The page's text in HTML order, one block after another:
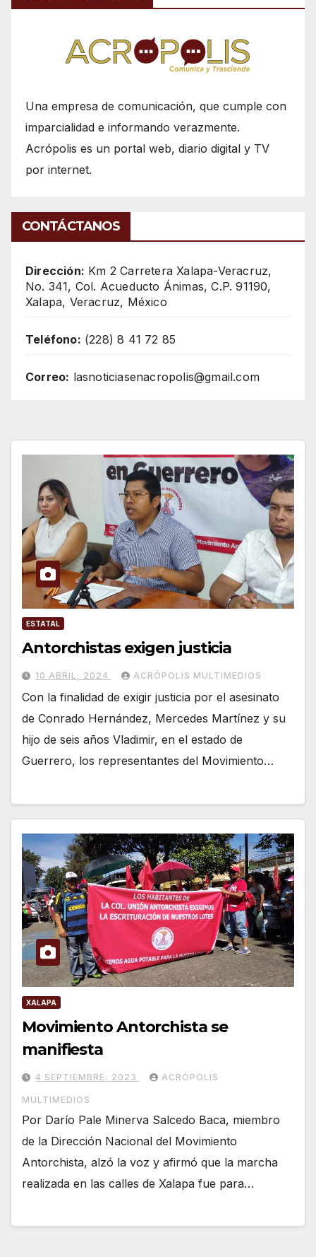
Una empresa de comunicación, que cumple con
imparcialidad e informando verazmente.
Acrópolis es un portal web, diario digital y TV
por internet.
CONTÁCTANOS
Dirección: Km 2 Carretera Xalapa-Veracruz,
No. 341, Col. Acueducto Ánimas, C.P. 91190,
Xalapa, Veracruz, México
Teléfono: (228) 8 41 72 85
Correo: lasnoticiasenacropolis@gmail.com
ESTATAL
Antorchistas exigen justicia
10 ABRIL, 2024 ACRÓPOLIS MULTIMEDIOS
Con la finalidad de exigir justicia por el asesinato
de Conrado Hernández, Mercedes Martínez y su
hijo de seis años Vladimir, en el estado de
Guerrero, los representantes del Movimiento…
XALAPA
Movimiento Antorchista se
manifiesta
4 SEPTIEMBRE, 2023 ACRÓPOLIS
MULTIMEDIOS
Por Darío Pale Minerva Salcedo Baca, miembro
de la Dirección Nacional del Movimiento
Antorchista, alzó la voz y afirmó que la marcha
realizada en las calles de Xalapa fue para…